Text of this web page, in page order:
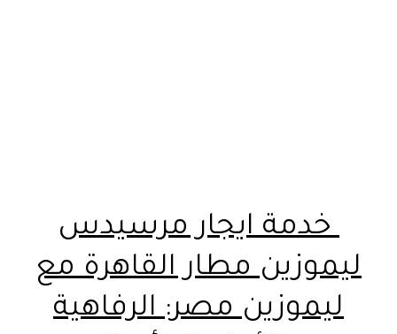
خدمة ايجار مرسيدس
ليموزين مطار القاهرة مع
ليموزين مصر: الرفاهية